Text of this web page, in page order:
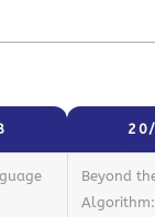
Beyond
Algorithm: